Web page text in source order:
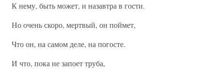
К нему, быть может, и назавтра в гости.
Но очень скоро, мертвый, он поймет,
Что он, на самом деле, на погосте.
И что, пока не запоет труба,